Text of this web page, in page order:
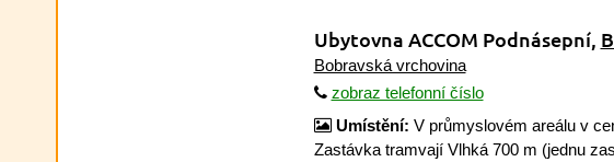
Ubytovna ACCOM Podnásepní,
Bobravská vrchovina
zobraz telefonní číslo
Umístění: V průmyslovém areálu v
Zastávka tramvají Vlhká 700 m (jednu